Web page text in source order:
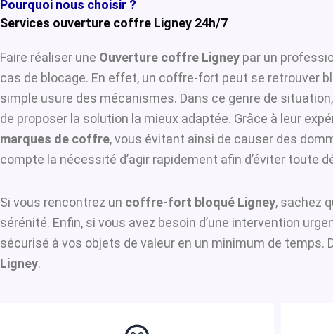
Pourquoi nous choisir ?
Services ouverture coffre Ligney 24h/7
Faire réaliser une Ouverture coffre Ligney par un
cas de blocage. En effet, un coffre-fort peut se retrouver
simple usure des mécanismes. Dans ce genre de
de proposer la solution la mieux adaptée. Grâce à leur
marques de coffre, vous évitant ainsi de causer des
compte la nécessité d’agir rapidement afin d’éviter toute
Si vous rencontrez un coffre-fort bloqué Ligney, sachez
sérénité. Enfin, si vous avez besoin d’une intervention
sécurisé à vos objets de valeur en un minimum de
Ligney.